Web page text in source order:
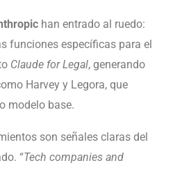
han entrado al ruedo:
funciones específicas para el
Claude for Legal, generando
Harvey y Legora, que
modelo base.
son señales claras del
“Tech companies and